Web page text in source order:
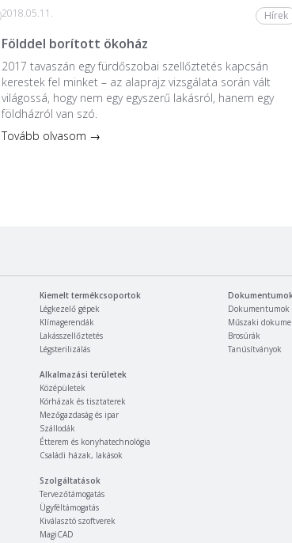
2018.05.11. Hírek
Földdel borított ökoház
2017 tavaszán egy fürdőszobai szellőztetés kapcsán
kerestek fel minket – az alaprajz vizsgálata során vált
világossá, hogy nem egy egyszerű lakásról, hanem egy
földházról van szó.
Tovább olvasom →
Kiemelt termékcsoportok
Légkezelő gépek
Klímagerendák
Lakásszellőztetés
Légsterilizálás
Alkalmazási területek
Középületek
Kórházak és tisztaterek
Mezőgazdaság és ipar
Szállodák
Étterem és konyhatechnológia
Családi házak, lakások
Szolgáltatások
Tervezőtámogatás
Ügyféltámogatás
Kiválasztó szoftverek
MagiCAD
Dokumentumok
Műszaki
Brosúrák
Tanúsítványok